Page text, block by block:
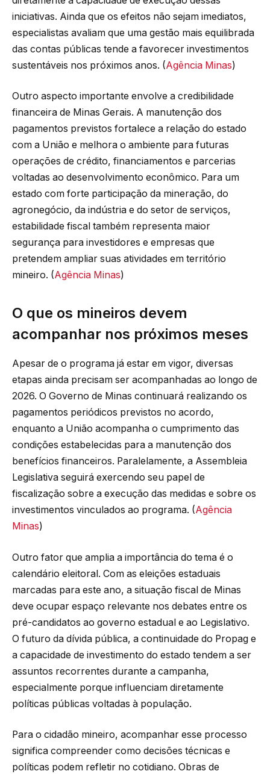
iniciativas. Ainda que os efeitos não sejam imediatos,
especialistas avaliam que uma gestão mais equilibrada
das contas públicas tende a favorecer investimentos
sustentáveis nos próximos anos. (Agência Minas)
Outro aspecto importante envolve a credibilidade
financeira de Minas Gerais. A manutenção dos
pagamentos previstos fortalece a relação do estado
com a União e melhora o ambiente para futuras
operações de crédito, financiamentos e parcerias
voltadas ao desenvolvimento econômico. Para um
estado com forte participação da mineração, do
agronegócio, da indústria e do setor de serviços,
estabilidade fiscal também representa maior
segurança para investidores e empresas que
pretendem ampliar suas atividades em território
mineiro. (Agência Minas)
O que os mineiros devem
acompanhar nos próximos meses
Apesar de o programa já estar em vigor, diversas
etapas ainda precisam ser acompanhadas ao longo de
2026. O Governo de Minas continuará realizando os
pagamentos periódicos previstos no acordo,
enquanto a União acompanha o cumprimento das
condições estabelecidas para a manutenção dos
benefícios financeiros. Paralelamente, a Assembleia
Legislativa seguirá exercendo seu papel de
fiscalização sobre a execução das medidas e sobre os
investimentos vinculados ao programa. (Agência
Minas)
Outro fator que amplia a importância do tema é o
calendário eleitoral. Com as eleições estaduais
marcadas para este ano, a situação fiscal de Minas
deve ocupar espaço relevante nos debates entre os
pré-candidatos ao governo estadual e ao Legislativo.
O futuro da dívida pública, a continuidade do Propag e
a capacidade de investimento do estado tendem a ser
assuntos recorrentes durante a campanha,
especialmente porque influenciam diretamente
políticas públicas voltadas à população.
Para o cidadão mineiro, acompanhar esse processo
significa compreender como decisões técnicas e
políticas podem refletir no cotidiano. Obras de